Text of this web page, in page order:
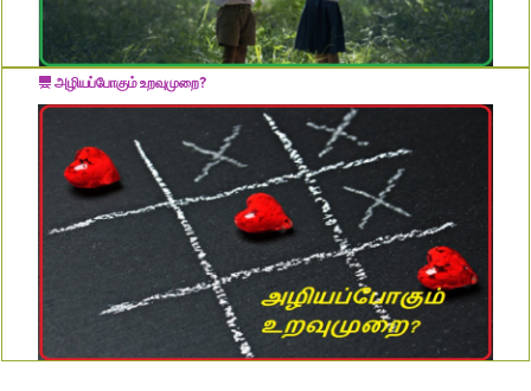
அழியப்போகும் உறவுமுறை?